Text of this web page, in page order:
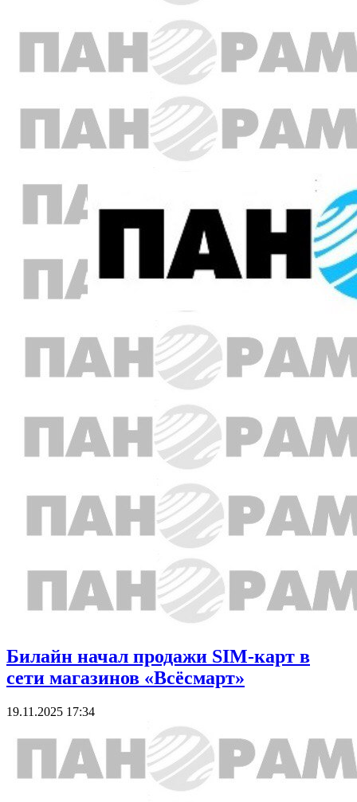
Билайн начал продажи SIM-карт в
сети магазинов «Всёсмарт»
19.11.2025 17:34